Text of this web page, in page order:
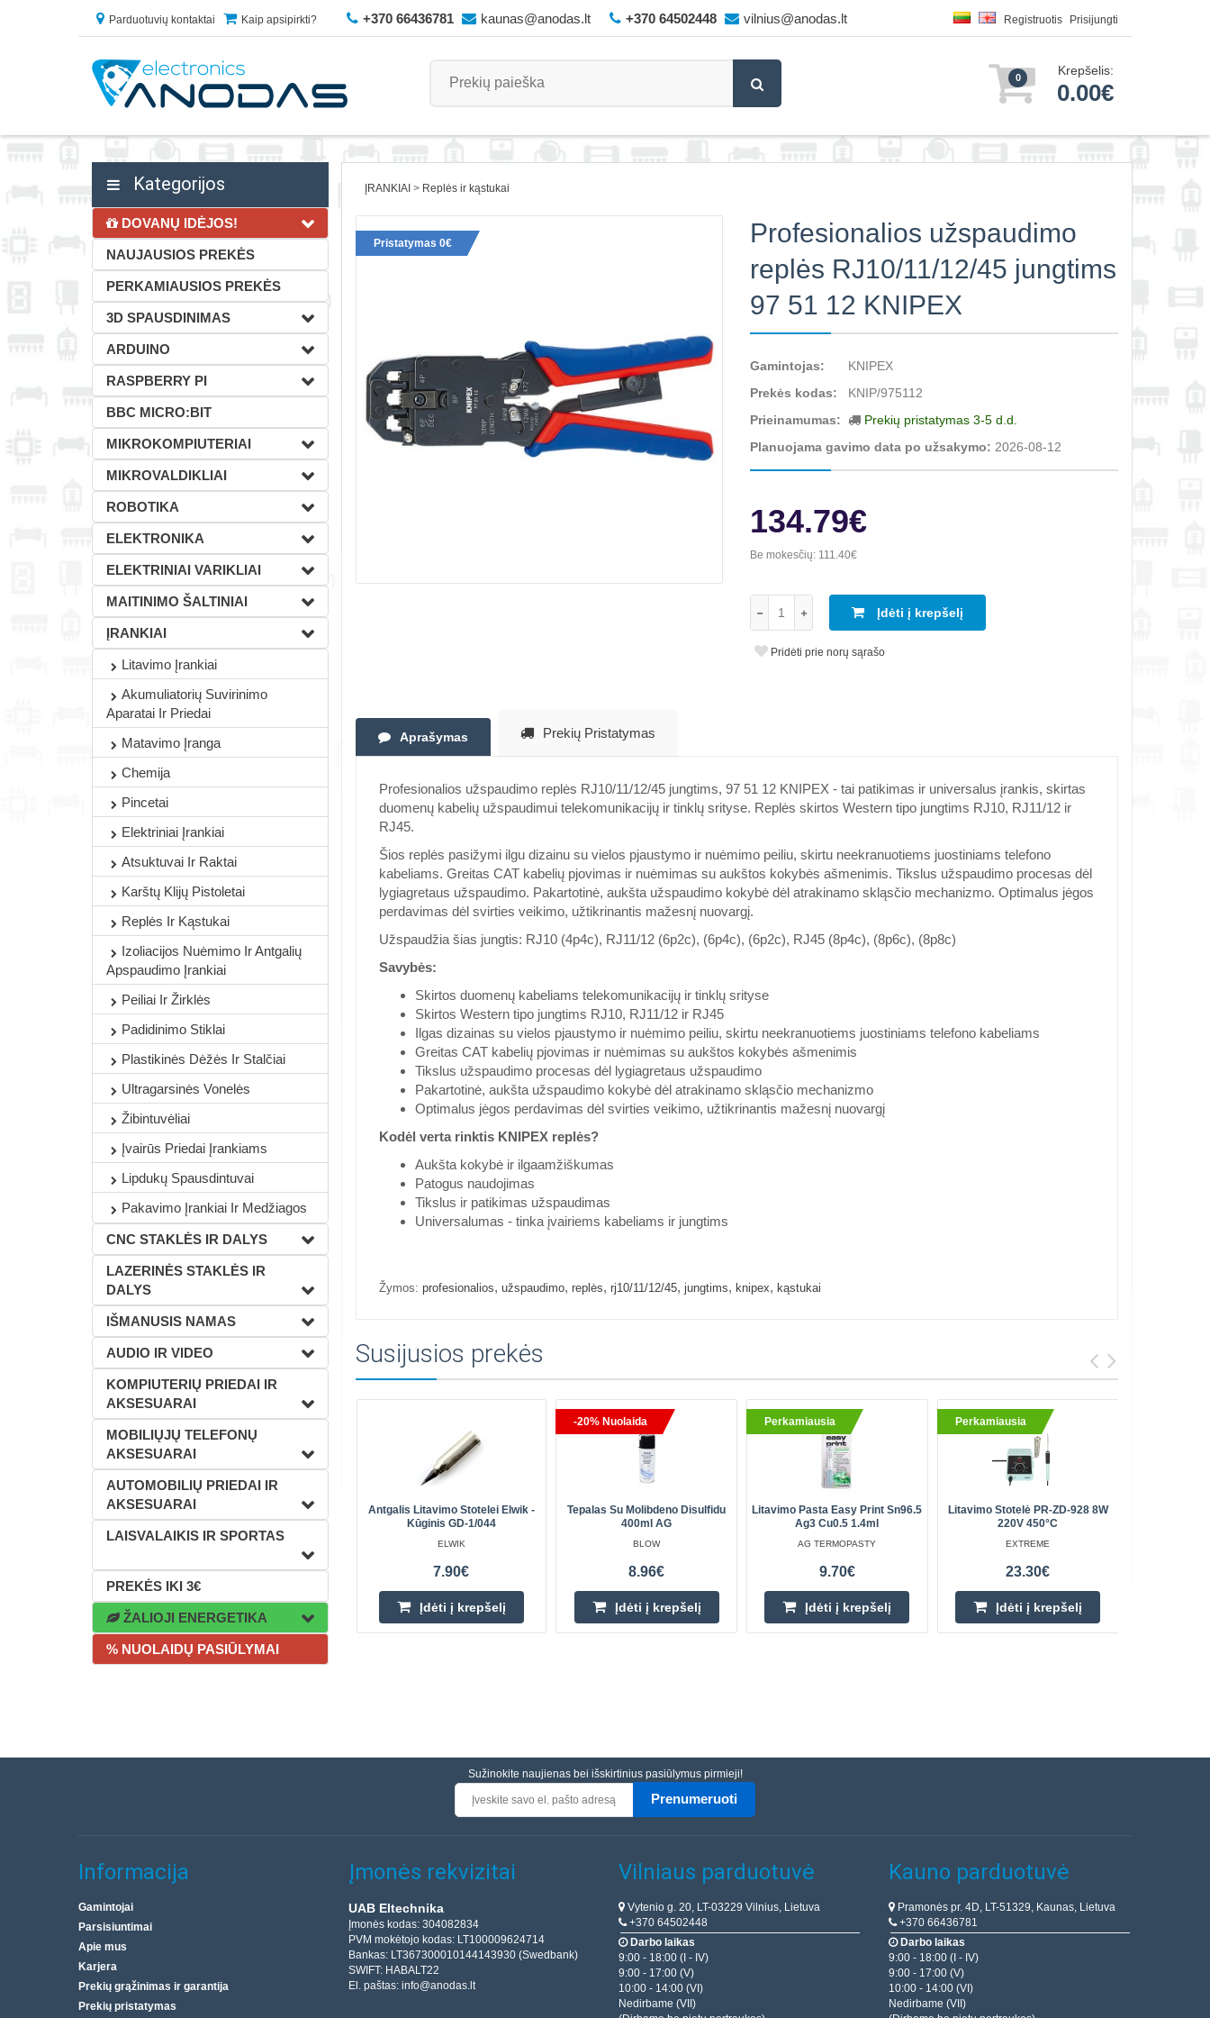
Parduotuvių kontaktai Kaip apsipirkti? +370 66436781 kaunas@anodas.lt +370 64502448 vilnius@anodas.lt Registruotis Prisijungti
0 Krepšelis:
0.00€
Kategorijos
DOVANŲ IDĖJOS!
NAUJAUSIOS PREKĖS
PERKAMIAUSIOS PREKĖS
3D SPAUSDINIMAS
ARDUINO
RASPBERRY PI
BBC MICRO:BIT
MIKROKOMPIUTERIAI
MIKROVALDIKLIAI
ROBOTIKA
ELEKTRONIKA
ELEKTRINIAI VARIKLIAI
MAITINIMO ŠALTINIAI
ĮRANKIAI
Litavimo Įrankiai
Akumuliatorių Suvirinimo
Aparatai Ir Priedai
Matavimo Įranga
Chemija
Pincetai
Elektriniai Įrankiai
Atsuktuvai Ir Raktai
Karštų Klijų Pistoletai
Replės Ir Kąstukai
Izoliacijos Nuėmimo Ir Antgalių
Apspaudimo Įrankiai
Peiliai Ir Žirklės
Padidinimo Stiklai
Plastikinės Dėžės Ir Stalčiai
Ultragarsinės Vonelės
Žibintuvėliai
Įvairūs Priedai Įrankiams
Lipdukų Spausdintuvai
Pakavimo Įrankiai Ir Medžiagos
CNC STAKLĖS IR DALYS
LAZERINĖS STAKLĖS IR
DALYS
IŠMANUSIS NAMAS
AUDIO IR VIDEO
KOMPIUTERIŲ PRIEDAI IR
AKSESUARAI
MOBILIŲJŲ TELEFONŲ
AKSESUARAI
AUTOMOBILIŲ PRIEDAI IR
AKSESUARAI
LAISVALAIKIS IR SPORTAS
PREKĖS IKI 3€
ŽALIOJI ENERGETIKA
% NUOLAIDŲ PASIŪLYMAI
ĮRANKIAI Replės ir kąstukai
Pristatymas 0€
Profesionalios užspaudimo
replės RJ10/11/12/45 jungtims
97 51 12 KNIPEX
Gamintojas:
KNIPEX
Prekės kodas:
KNIP/975112
Prieinamumas:
Prekių pristatymas 3-5 d.d.
Planuojama gavimo data po užsakymo: 2026-08-12
134.79€
Be mokesčių: 111.40€
Įdėti į krepšelį
Pridėti prie norų sąrašo
Aprašymas Prekių Pristatymas
Profesionalios užspaudimo replės RJ10/11/12/45 jungtims, 97 51 12 KNIPEX - tai patikimas ir universalus įrankis, skirtas
duomenų kabelių užspaudimui telekomunikacijų ir tinklų srityse. Replės skirtos Western tipo jungtims RJ10, RJ11/12 ir
RJ45.
Šios replės pasižymi ilgu dizainu su vielos pjaustymo ir nuėmimo peiliu, skirtu neekranuotiems juostiniams telefono
kabeliams. Greitas CAT kabelių pjovimas ir nuėmimas su aukštos kokybės ašmenimis. Tikslus užspaudimo procesas dėl
lygiagretaus užspaudimo. Pakartotinė, aukšta užspaudimo kokybė dėl atrakinamo skląsčio mechanizmo. Optimalus jėgos
perdavimas dėl svirties veikimo, užtikrinantis mažesnį nuovargį.
Užspaudžia šias jungtis: RJ10 (4p4c), RJ11/12 (6p2c), (6p4c), (6p2c), RJ45 (8p4c), (8p6c), (8p8c)
Savybės:
Skirtos duomenų kabeliams telekomunikacijų ir tinklų srityse
Skirtos Western tipo jungtims RJ10, RJ11/12 ir RJ45
Ilgas dizainas su vielos pjaustymo ir nuėmimo peiliu, skirtu neekranuotiems juostiniams telefono kabeliams
Greitas CAT kabelių pjovimas ir nuėmimas su aukštos kokybės ašmenimis
Tikslus užspaudimo procesas dėl lygiagretaus užspaudimo
Pakartotinė, aukšta užspaudimo kokybė dėl atrakinamo skląsčio mechanizmo
Optimalus jėgos perdavimas dėl svirties veikimo, užtikrinantis mažesnį nuovargį
Kodėl verta rinktis KNIPEX replės?
Aukšta kokybė ir ilgaamžiškumas
Patogus naudojimas
Tikslus ir patikimas užspaudimas
Universalumas - tinka įvairiems kabeliams ir jungtims
Žymos: profesionalios, užspaudimo, replės, rj10/11/12/45, jungtims, knipex, kąstukai
Susijusios prekės
Antgalis Litavimo Stotelei Elwik -
Kūginis GD-1/044
ELWIK
7.90€
Įdėti į krepšelį
-20% Nuolaida
Tepalas Su Molibdeno Disulfidu
400ml AG
BLOW
8.96€
Įdėti į krepšelį
Perkamiausia
Litavimo Pasta Easy Print Sn96.5
Ag3 Cu0.5 1.4ml
AG TERMOPASTY
9.70€
Įdėti į krepšelį
Perkamiausia
Litavimo Stotelė PR-ZD-928 8W
220V 450°C
EXTREME
23.30€
Įdėti į krepšelį
Sužinokite naujienas bei išskirtinius pasiūlymus pirmieji!
Prenumeruoti
Informacija
Gamintojai
Parsisiuntimai
Apie mus
Karjera
Prekių grąžinimas ir garantija
Prekių pristatymas
Įmonės rekvizitai
UAB Eltechnika
Įmonės kodas: 304082834
PVM mokėtojo kodas: LT100009624714
Bankas: LT367300010144143930 (Swedbank)
SWIFT: HABALT22
El. paštas: info@anodas.lt
Vilniaus parduotuvė
Vytenio g. 20, LT-03229 Vilnius, Lietuva
+370 64502448
Darbo laikas
9:00 - 18:00 (I - IV)
9:00 - 17:00 (V)
10:00 - 14:00 (VI)
Nedirbame (VII)
Kauno parduotuvė
Pramonės pr. 4D, LT-51329, Kaunas, Lietuva
+370 66436781
Darbo laikas
9:00 - 18:00 (I - IV)
9:00 - 17:00 (V)
10:00 - 14:00 (VI)
Nedirbame (VII)